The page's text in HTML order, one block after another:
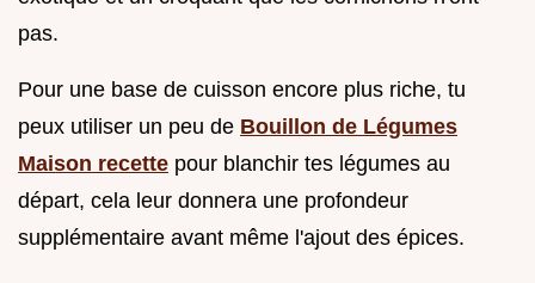
pas.
Pour une base de cuisson encore plus riche, tu
peux utiliser un peu de Bouillon de Légumes
Maison recette pour blanchir tes légumes au
départ, cela leur donnera une profondeur
supplémentaire avant même l'ajout des épices.